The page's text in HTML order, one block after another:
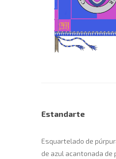
Estandarte
Esquartelado de
de azul acantonada de